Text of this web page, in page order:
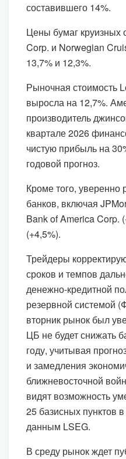
составившего 14%.
Цены бумаг круизных
Corp. и Norwegian
13,7% и 12,3%.
Рыночная стоимость
выросла на 12,7%.
производитель
квартале 2026
чистую прибыль на
годовой прогноз.
Кроме того, уверенно
банков, включая
Bank of America Corp.
(+4,5%).
Трейдеры
сроков и темпов
денежно-кредитной
резервной системой
вторник рынок был
ЦБ не будет снижать
году, учитывая
и замедления
ближневосточной
видят возможность
25 базисных пунктов
данным LSEG.
В среду рынок ждет